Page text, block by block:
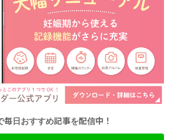
毎日おすすめ記事を配信中！